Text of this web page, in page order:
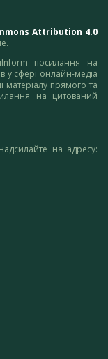
Attribution 4.0
посилання на
у сфері онлайн-медіа
прямого та
на цитований
на адресу: